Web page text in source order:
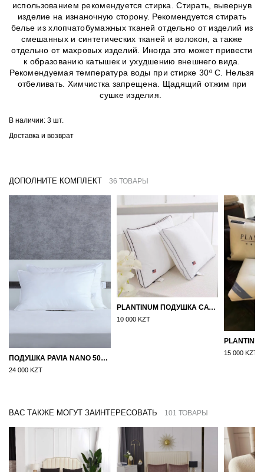
использованием рекомендуется стирка. Стирать, вывернув
изделие на изнаночную сторону. Рекомендуется стирать
белье из хлопчатобумажных тканей отдельно от изделий из
смешанных и синтетических тканей и волокон, а также
отдельно от махровых изделий. Иногда это может привести
к образованию катышек и ухудшению внешнего вида.
Рекомендуемая температура воды при стирке 30º C. Нельзя
отбеливать. Химчистка запрещена. Щадящий отжим при
сушке изделия.
В наличии: 3 шт.
Доставка и возврат
ДОПОЛНИТЕ КОМПЛЕКТ 36 ТОВАРЫ
ПОДУШКА PAVIA NANO 50X70
24 000 KZT
PLANTINUM ПОДУШКА САТИН, ШЕЛК 50Х70
10 000 KZT
15 000 KZT
ВАС ТАКЖЕ МОГУТ ЗАИНТЕРЕСОВАТЬ 101 ТОВАРЫ